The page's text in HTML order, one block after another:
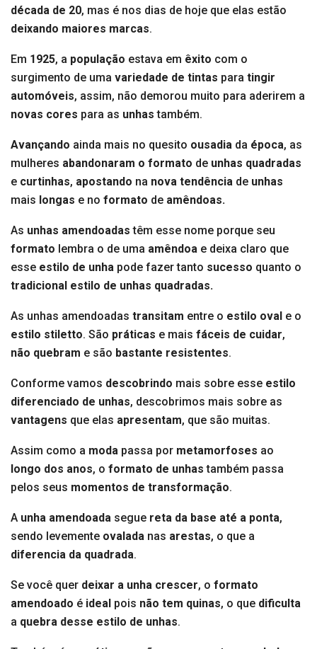
década de 20, mas é nos dias de hoje que elas estão
deixando maiores marcas.
Em 1925, a população estava em êxito com o
surgimento de uma variedade de tintas para tingir
automóveis, assim, não demorou muito para aderirem a
novas cores para as unhas também.
Avançando ainda mais no quesito ousadia da época, as
mulheres abandonaram o formato de unhas quadradas
e curtinhas, apostando na nova tendência de unhas
mais longas e no formato de amêndoas.
As unhas amendoadas têm esse nome porque seu
formato lembra o de uma amêndoa e deixa claro que
esse estilo de unha pode fazer tanto sucesso quanto o
tradicional estilo de unhas quadradas.
As unhas amendoadas transitam entre o estilo oval e o
estilo stiletto. São práticas e mais fáceis de cuidar,
não quebram e são bastante resistentes.
Conforme vamos descobrindo mais sobre esse estilo
diferenciado de unhas, descobrimos mais sobre as
vantagens que elas apresentam, que são muitas.
Assim como a moda passa por metamorfoses ao
longo dos anos, o formato de unhas também passa
pelos seus momentos de transformação.
A unha amendoada segue reta da base até a ponta,
sendo levemente ovalada nas arestas, o que a
diferencia da quadrada.
Se você quer deixar a unha crescer, o formato
amendoado é ideal pois não tem quinas, o que dificulta
a quebra desse estilo de unhas.